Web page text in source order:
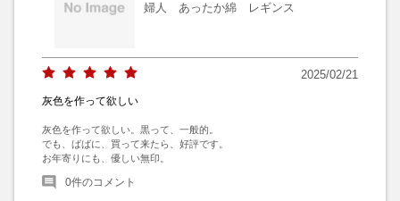
婦人 あったか綿 レギンス
2025/02/21
灰色を作って欲しい
灰色を作って欲しい。黒って、一般的。
でも、ばばに、買って来たら、好評です。
お年寄りにも、優しい無印。
0件のコメント